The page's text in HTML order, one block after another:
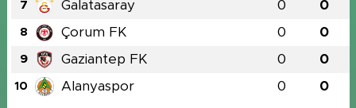
7 Galatasaray 0 0
8 Çorum FK 0 0
9 Gaziantep FK 0 0
10 Alanyaspor 0 0